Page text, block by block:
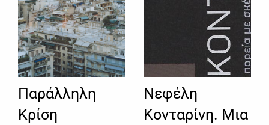
Παράλληλη
Κρίση
Νεφέλη
Κονταρίνη. Μια